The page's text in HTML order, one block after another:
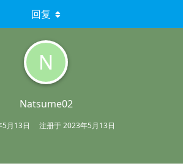
N
Natsume02
月13日 注册于2023年5月13日
回复